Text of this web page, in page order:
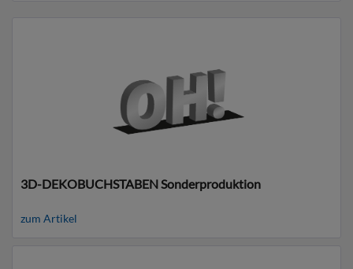
3D-DEKOBUCHSTABEN Sonderproduktion
zum Artikel